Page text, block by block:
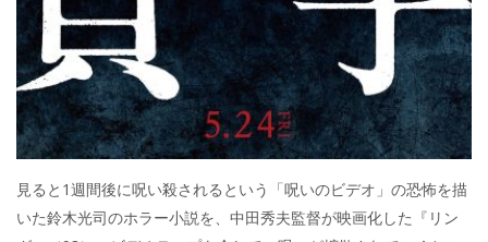
見ると1週間後に呪い殺されるという「呪いのビデオ」の恐怖を描
いた鈴木光司のホラー小説を、中田秀夫監督が映画化した『リン